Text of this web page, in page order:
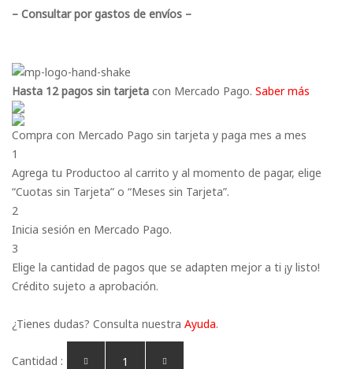
– Consultar por gastos de envíos –
Hasta 12 pagos sin tarjeta con Mercado Pago. Saber más
Compra con Mercado Pago sin tarjeta y paga mes a mes
1
Agrega tu Productoo al carrito y al momento de pagar, elige
“Cuotas sin Tarjeta” o “Meses sin Tarjeta”.
2
Inicia sesión en Mercado Pago.
3
Elige la cantidad de pagos que se adapten mejor a ti ¡y listo!
Crédito sujeto a aprobación.
¿Tienes dudas? Consulta nuestra Ayuda.
Cantidad :